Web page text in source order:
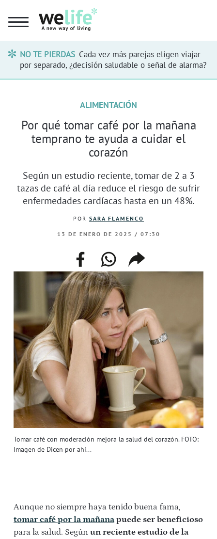
NO TE PIERDAS Cada vez más parejas eligen viajar
por separado, ¿decisión saludable o señal de alarma?
Tomar café con moderación mejora la salud del corazón. FOTO:
Imagen de Dicen por ahí...
ALIMENTACIÓN
Por qué tomar café por la mañana
temprano te ayuda a cuidar el
corazón
Según un estudio reciente, tomar de 2 a 3
tazas de café al día reduce el riesgo de sufrir
enfermedades cardíacas hasta en un 48%.
POR SARA FLAMENCO
13 DE ENERO DE 2025 / 07:30
facebookwhatsappcompartir
enlace
Aunque no siempre haya tenido buena fama,
tomar café por la mañana puede ser beneficioso
para la salud. Según un reciente estudio de la